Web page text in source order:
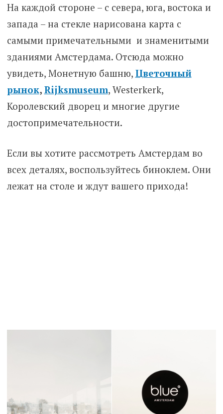
На каждой стороне – с севера, юга, востока и
запада – на стекле нарисована карта с
самыми примечательными и знаменитыми
зданиями Амстердама. Отсюда можно
увидеть, Монетную башню, Цветочный
рынок, Rijksmuseum, Westerkerk,
Королевский дворец и многие другие
достопримечательности.
Если вы хотите рассмотреть Амстердам во
всех деталях, воспользуйтесь биноклем. Они
лежат на столе и ждут вашего прихода!